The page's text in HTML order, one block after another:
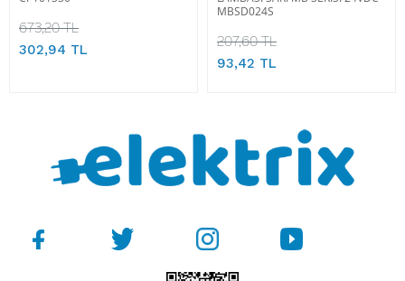
673,20 TL
302,94 TL
MBSD024S
207,60 TL
93,42 TL